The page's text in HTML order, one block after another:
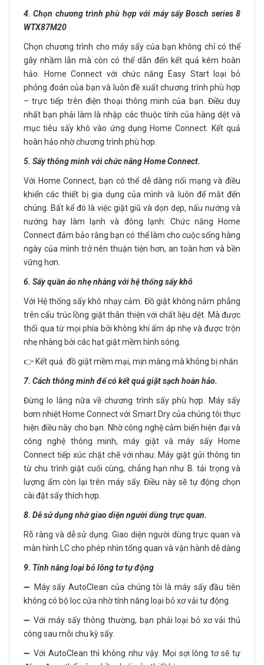
4. Chọn chương trình phù hợp với máy sấy Bosch series 8
WTX87M20
Chọn chương trình cho máy sấy của bạn không chỉ có thể
gây nhầm lẫn mà còn có thể dẫn đến kết quả kém hoàn
hảo. Home Connect với chức năng Easy Start loại bỏ
phỏng đoán của bạn và luôn đề xuất chương trình phù hợp
– trực tiếp trên điện thoại thông minh của bạn. Điều duy
nhất bạn phải làm là nhập các thuộc tính của hàng dệt và
mục tiêu sấy khô vào ứng dụng Home Connect. Kết quả
hoàn hảo nhờ chương trình phù hợp.
5. Sấy thông minh với chức năng Home Connect.
Với Home Connect, bạn có thể dễ dàng nối mạng và điều
khiển các thiết bị gia dụng của mình và luôn để mắt đến
chúng. Bất kể đó là việc giặt giũ và dọn dẹp, nấu nướng và
nướng hay làm lạnh và đông lạnh: Chức năng Home
Connect đảm bảo rằng bạn có thể làm cho cuộc sống hàng
ngày của mình trở nên thuận tiện hơn, an toàn hơn và bền
vững hơn.
6. Sấy quần áo nhẹ nhàng với hệ thống sấy khô
Với Hệ thống sấy khô nhạy cảm. Đồ giặt không nằm phẳng
trên cấu trúc lồng giặt thân thiện với chất liệu dệt. Mà được
thổi qua từ mọi phía bởi không khí ấm áp nhẹ và được trộn
nhẹ nhàng bởi các hạt giặt mềm hình sóng.
👉 Kết quả: đồ giặt mềm mại, mịn màng mà không bị nhăn
7. Cách thông minh để có kết quả giặt sạch hoàn hảo.
Đừng lo lắng nữa về chương trình sấy phù hợp. Máy sấy
bơm nhiệt Home Connect với Smart Dry của chúng tôi thực
hiện điều này cho bạn. Nhờ công nghệ cảm biến hiện đại và
công nghệ thông minh, máy giặt và máy sấy Home
Connect tiếp xúc chặt chẽ với nhau: Máy giặt gửi thông tin
từ chu trình giặt cuối cùng, chẳng hạn như B. tải trọng và
lượng ẩm còn lại trên máy sấy. Điều này sẽ tự động chọn
cài đặt sấy thích hợp.
8. Dễ sử dụng nhờ giao diện người dùng trực quan.
Rõ ràng và dễ sử dụng. Giao diện người dùng trực quan và
màn hình LC cho phép nhìn tổng quan và vận hành dễ dàng
9. Tính năng loại bỏ lông tơ tự động
➖ Máy sấy AutoClean của chúng tôi là máy sấy đầu tiên
không có bộ lọc cửa nhờ tính năng loại bỏ xơ vải tự động.
➖ Với máy sấy thông thường, bạn phải loại bỏ xơ vải thủ
công sau mỗi chu kỳ sấy.
➖ Với AutoClean thì không như vậy. Mọi sợi lông tơ sẽ tự